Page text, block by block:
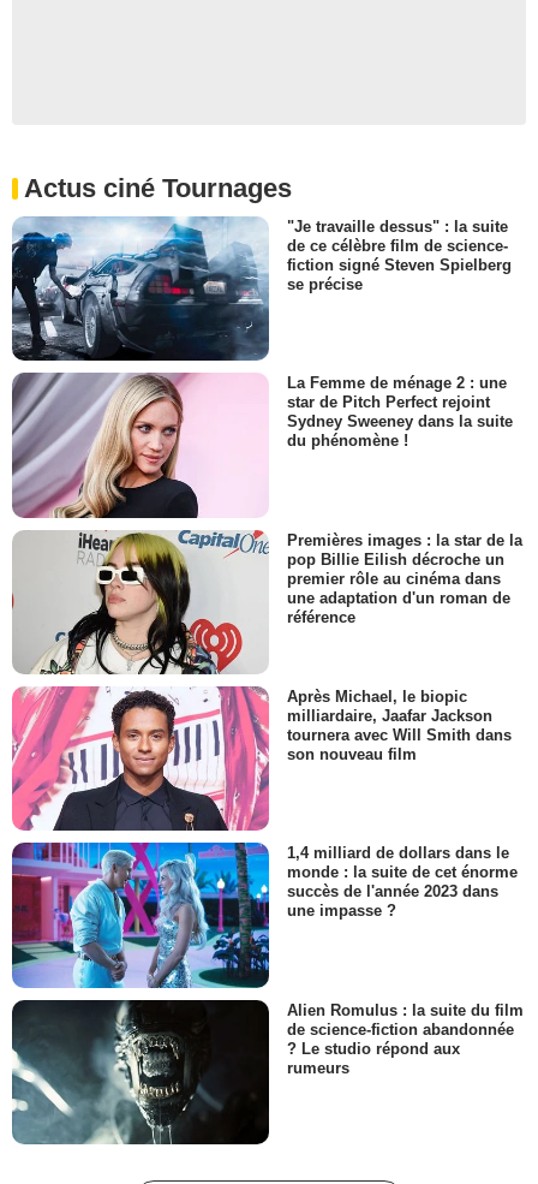
Actus ciné Tournages
"Je travaille dessus" : la suite
de ce célèbre film de science-
fiction signé Steven Spielberg
se précise
La Femme de ménage 2 : une
star de Pitch Perfect rejoint
Sydney Sweeney dans la suite
du phénomène !
Premières images : la star de la
pop Billie Eilish décroche un
premier rôle au cinéma dans
une adaptation d'un roman de
référence
Après Michael, le biopic
milliardaire, Jaafar Jackson
tournera avec Will Smith dans
son nouveau film
1,4 milliard de dollars dans le
monde : la suite de cet énorme
succès de l'année 2023 dans
une impasse ?
Alien Romulus : la suite du film
de science-fiction abandonnée
? Le studio répond aux
rumeurs